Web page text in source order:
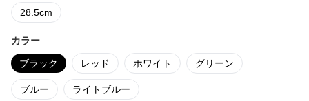
28.5cm
カラー
ブラック レッド ホワイト グリーン
ブルー ライトブルー